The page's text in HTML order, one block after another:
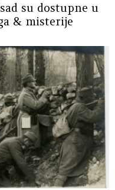
su dostupne u
& misterije